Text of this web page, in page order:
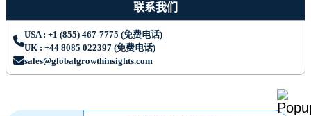
联系我们
USA : +1 (855) 467-7775 (免费电话)
UK : +44 8085 022397 (免费电话)
sales@globalgrowthinsights.com